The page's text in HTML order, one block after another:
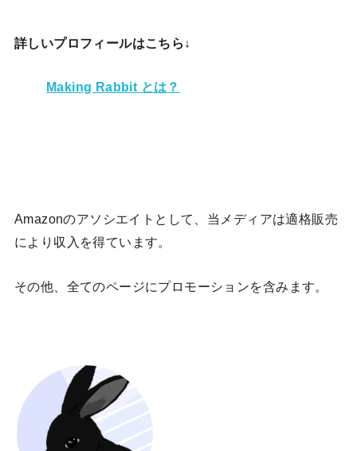
詳しいプロフィールはこちら↓
Making Rabbit とは？
Amazonのアソシエイトとして、当メディアは適格販売
により収入を得ています。
その他、全てのページにプロモーションを含みます。